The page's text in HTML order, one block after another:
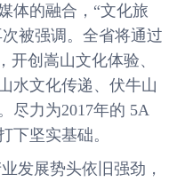
体的融合，“文化旅
被强调。全省将通过
开创嵩山文化体验、
水文化传递、伏牛山
尽力为2017年的 5A
下坚实基础。
发展势头依旧强劲，